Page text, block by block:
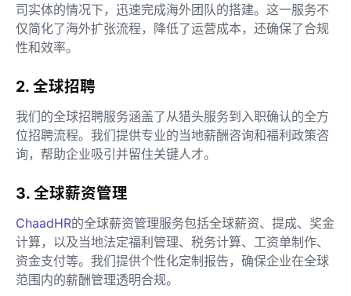
司实体的情况下，迅速完成海外团队的搭建。这一服务不
仅简化了海外扩张流程，降低了运营成本，还确保了合规
性和效率。
2. 全球招聘
我们的全球招聘服务涵盖了从猎头服务到入职确认的全方
位招聘流程。我们提供专业的当地薪酬咨询和福利政策咨
询，帮助企业吸引并留住关键人才。
3. 全球薪资管理
ChaadHR的全球薪资管理服务包括全球薪资、提成、奖金
计算，以及当地法定福利管理、税务计算、工资单制作、
资金支付等。我们提供个性化定制报告，确保企业在全球
范围内的薪酬管理透明合规。